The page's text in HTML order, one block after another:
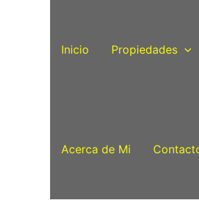
Inicio Propiedades
Acerca de Mi